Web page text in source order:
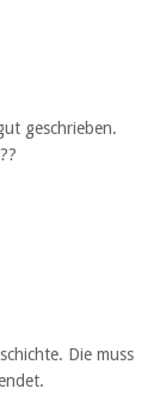
geschrieben.
Die muss